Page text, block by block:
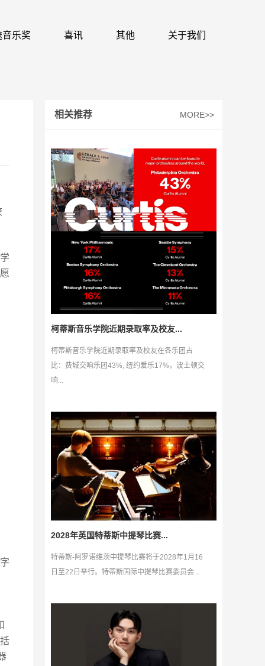
音乐奖 喜讯 其他 关于我们
相关推荐 MORE>>
柯蒂斯音乐学院近期录取率及校友...
柯蒂斯音乐学院近期录取率及校友在各乐团占
比：费城交响乐团43%, 纽约爱乐17%，波士顿交
响...
2028年英国特蒂斯中提琴比赛...
特蒂斯-阿罗诺维茨中提琴比赛将于2028年1月16
日至22日举行。特蒂斯国际中提琴比赛委员会...